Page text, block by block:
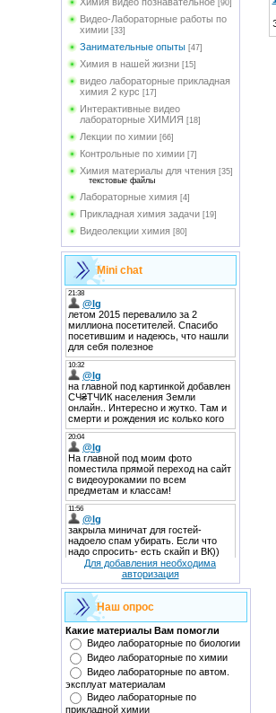
[90]
Видео-Лабораторные работы по
химии [33]
Занимательные опыты [47]
Химия в нашей жизни [15]
видео лабораторные прикладная
химия 2 курс [17]
Интерактивные видео
лабораторные ХИМИЯ [18]
Лекции по химии [66]
Контрольные по химии [7]
Химия материалы для чтения [35]
текстовые файлы
Лабораторные химия [4]
Прикладная химия задачи [19]
Видеолекции химия [80]
Mini chat
Для добавления необходима
авторизация
Наш опрос
Какие материалы Вам помогли
Видео лабораторные по биологии
Видео лабораторные по химии
Видео лабораторные по автом.
эксплуат материалам
Видео лабораторные по
прикладной химии